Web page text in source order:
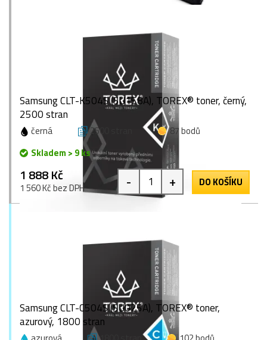
Samsung CLT-K504S (SU158A), TOREX® toner, černý,
2500 stran
černá 2500 stran
87 bodů
Skladem > 9 ks
1 888 Kč
1 560 Kč bez DPH - + DO KOŠÍKU
Samsung CLT-C504S (SU025A), TOREX® toner,
azurový, 1800 stran